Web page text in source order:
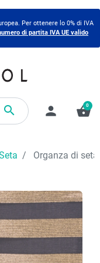
Per ottenere lo 0% di IVA
di partita IVA UE valido
 person shopping_basket
0
Organza di